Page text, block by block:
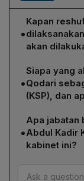
•
Kapan
akan
Reshuffle
April, dan
meliputi
KSP, Kepala
Nasional.
•
Siapa yang
Qodari
(KSP), dan
Jenderal
mengisi
sebagai
•
Apa jabatan
Abdul Kadir
kabinet ini?
Abdul Kadir
Menteri